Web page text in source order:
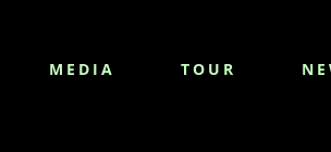
MEDIA TOUR